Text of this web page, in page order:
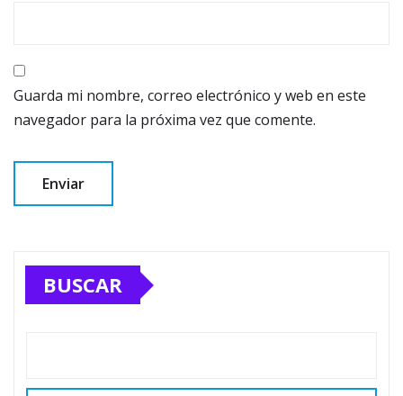
Guarda mi nombre, correo electrónico y web en este
navegador para la próxima vez que comente.
BUSCAR